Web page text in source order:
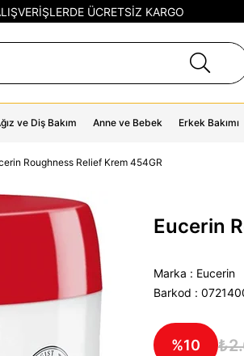
ÜCRETSİZ KARGO
ve Diş Bakım Anne ve Bebek Erkek Bakımı
Roughness Relief Krem 454GR
Eucerin
Marka : Eucerin
Barkod :
10